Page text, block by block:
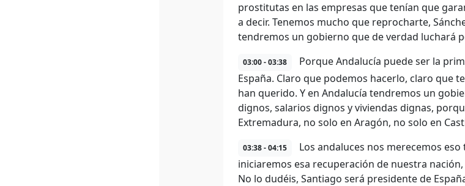
prostitutas en las empresas que tenían que
a decir. Tenemos mucho que reprocharte,
tendremos un gobierno que de verdad luchará
03:00 - 03:38
Porque Andalucía puede ser la
España. Claro que podemos hacerlo, claro que
han querido. Y en Andalucía tendremos un
dignos, salarios dignos y viviendas dignas,
Extremadura, no solo en Aragón, no solo en
03:38 - 04:15
Los andaluces nos merecemos
iniciaremos esa recuperación de nuestra
No lo dudéis, Santiago será presidente de